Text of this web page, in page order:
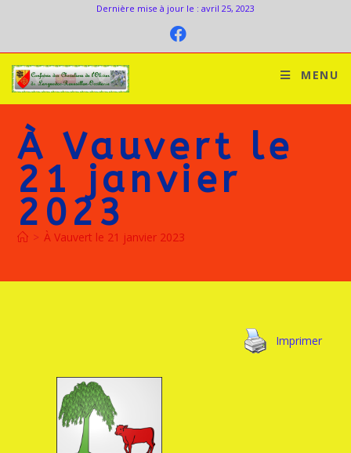
Dernière mise à jour le : avril 25, 2023
MENU
À Vauvert le
21 janvier
2023
> À Vauvert le 21 janvier 2023
Imprimer